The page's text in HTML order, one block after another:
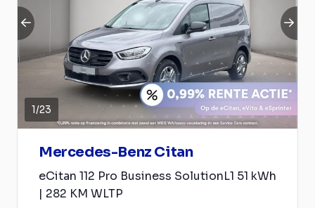
1/23
Mercedes-Benz Citan
eCitan 112 Pro Business SolutionL1 51 kWh
| 282 KM WLTP